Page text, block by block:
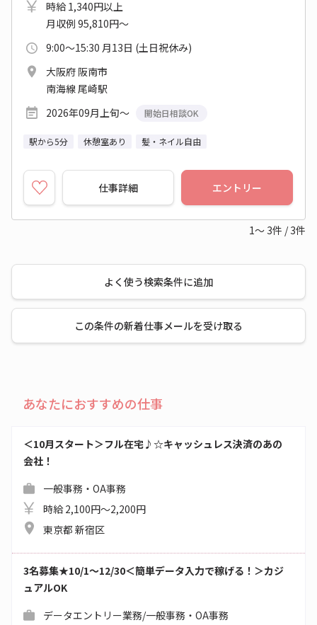
時給 1,340円以上
月収例 95,810円～
9:00～15:30 月13日 (土日祝休み)
大阪府 阪南市
南海線 尾崎駅
2026年09月上旬～
開始日相談OK
駅から5分 休憩室あり 髪・ネイル自由
仕事詳細 エントリー
1～ 3件 / 3件
よく使う検索条件に追加
この条件の新着仕事メールを受け取る
あなたにおすすめの仕事
＜10月スタート＞フル在宅♪☆キャッシュレス決済のあの
会社！
一般事務・OA事務
時給 2,100円～2,200円
東京都 新宿区
3名募集★10/1～12/30＜簡単データ入力で稼げる！＞カジ
ュアルOK
データエントリー業務/一般事務・OA事務